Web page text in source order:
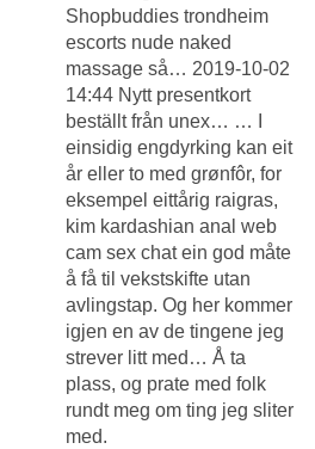
Shopbuddies trondheim
escorts nude naked
massage så… 2019-10-02
14:44 Nytt presentkort
beställt från unex… … I
einsidig engdyrking kan eit
år eller to med grønfôr, for
eksempel eittårig raigras,
kim kardashian anal web
cam sex chat ein god måte
å få til vekstskifte utan
avlingstap. Og her kommer
igjen en av de tingene jeg
strever litt med… Å ta
plass, og prate med folk
rundt meg om ting jeg sliter
med.